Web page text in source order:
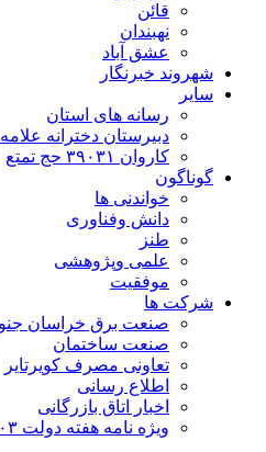
قائن
نهبندان
عشق آباد
شهروند خبرنگار
سایر
رسانه های استان
دبیرستان دخترانه
کاروان ۳۹۰۳۱ حج تمتع
گوناگون
خواندنی ها
دانش وفناوری
طنز
علمی وپژوهشی
موفقیت
شرکت ها
صنعت برق خراسان
صنعت ساختمان
تعاونی مصرف کویرتایر
اطلاع رسانی
اخبار اتاق بازرگانی
ویژه نامه هفته دولت ۱۴۰۳